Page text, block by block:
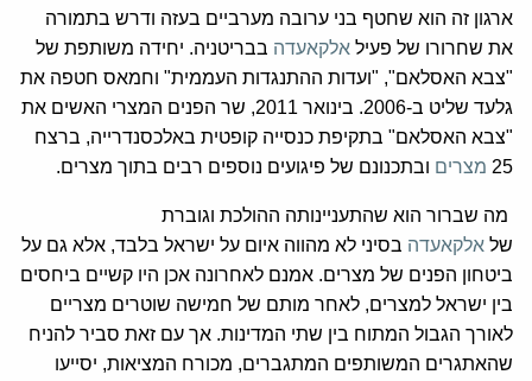
ארגון זה הוא שחטף בני ערובה מערביים בעזה ודרש בתמורה
את שחרורו של פעיל אלקאעדה בבריטניה. יחידה משותפת של
"צבא האסלאם", "ועדות ההתנגדות העממית" וחמאס חטפה את
גלעד שליט ב-2006. בינואר 2011, שר הפנים המצרי האשים את
"צבא האסלאם" בתקיפת כנסייה קופטית באלכסנדרייה, ברצח
25 מצרים ובתכנונם של פיגועים נוספים רבים בתוך מצרים.
מה שברור הוא שהתעניינותה ההולכת וגוברת
של אלקאעדה בסיני לא מהווה איום על ישראל בלבד, אלא גם על
ביטחון הפנים של מצרים. אמנם לאחרונה אכן היו קשיים ביחסים
בין ישראל למצרים, לאחר מותם של חמישה שוטרים מצריים
לאורך הגבול המתוח בין שתי המדינות. אך עם זאת סביר להניח
שהאתגרים המשותפים המתגברים, מכורח המציאות, יסייעו